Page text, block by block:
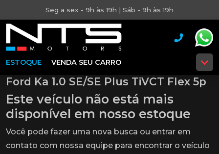
Seg a sex - 9h às 19h | Sáb - 9h às 19h
ESTOQUE VENDA SEU CARRO
Ford Ka 1.0 SE/SE Plus TiVCT Flex 5p
Este veículo não está mais
disponível em nosso estoque
Você pode fazer uma nova busca ou entrar em
contato com nossa equipe para encontrar o veículo